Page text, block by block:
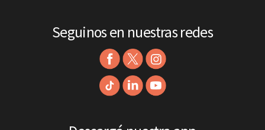
Seguinos en nuestras redes